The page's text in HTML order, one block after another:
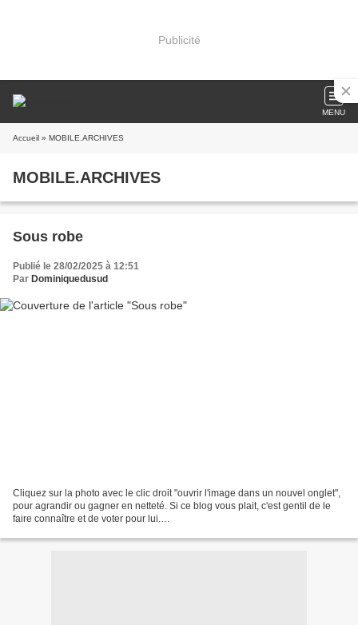
Publicité
MENU
Accueil » MOBILE.ARCHIVES
MOBILE.ARCHIVES
Sous robe
Publié le 28/02/2025 à 12:51
Par Dominiquedusud
Cliquez sur la photo avec le clic droit "ouvrir l'image dans un nouvel onglet",
pour agrandir ou gagner en netteté. Si ce blog vous plait, c'est gentil de le
faire connaître et de voter pour lui.